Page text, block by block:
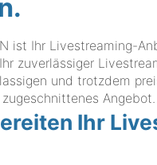
ist Ihr Livestreaming-
zuverlässiger
und trotzdem
Angebot.
Ihr